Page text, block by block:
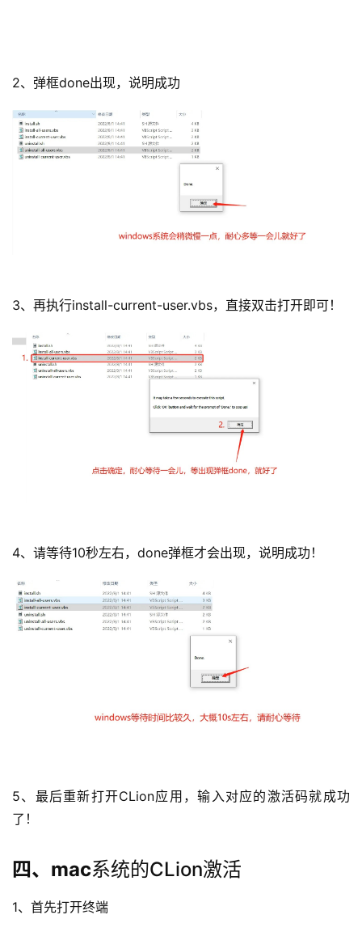
2、弹框done出现，说明成功
3、再执行install-current-user.vbs，直接双击打开即可！
4、请等待10秒左右，done弹框才会出现，说明成功！
5、最后重新打开CLion应用，输入对应的激活码就成功
了！
四、mac系统的CLion激活
1、首先打开终端